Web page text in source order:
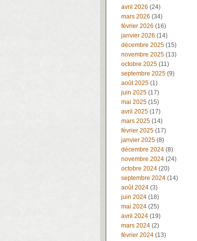
avril 2026 (24)
mars 2026 (34)
février 2026 (16)
janvier 2026 (14)
décembre 2025 (15)
novembre 2025 (13)
octobre 2025 (11)
septembre 2025 (9)
août 2025 (1)
juin 2025 (17)
mai 2025 (15)
avril 2025 (17)
mars 2025 (14)
février 2025 (17)
janvier 2025 (8)
décembre 2024 (8)
novembre 2024 (24)
octobre 2024 (20)
septembre 2024 (14)
août 2024 (3)
juin 2024 (18)
mai 2024 (25)
avril 2024 (19)
mars 2024 (2)
février 2024 (13)